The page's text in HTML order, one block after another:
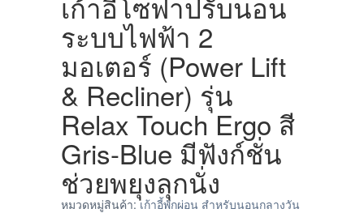
ระบบไฟฟ้า 2
มอเตอร์ (Power Lift
& Recliner) รุ่น
Relax Touch Ergo สี
Gris-Blue มีฟังก์ชั่น
ช่วยพยุงลุกนั่ง
หมวดหมู่สินค้า:เก้าอี้พักผ่อน สำหรับนอนกลางวัน